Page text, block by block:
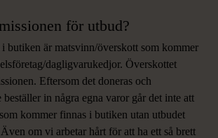
för utbud?
butiken är matsvinn/överskott som kommer
dagligvarukedjor. Överskottet
Eftersom det doneras och
in några egna varor går det inte att
kommer finnas i butiken utan utbudet
om vi arbetar hårt för att ha ett så brett